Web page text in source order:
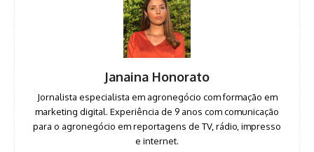
Janaina Honorato
Jornalista especialista em agronegócio com formação em
marketing digital. Experiência de 9 anos com comunicação
para o agronegócio em reportagens de TV, rádio, impresso
e internet.